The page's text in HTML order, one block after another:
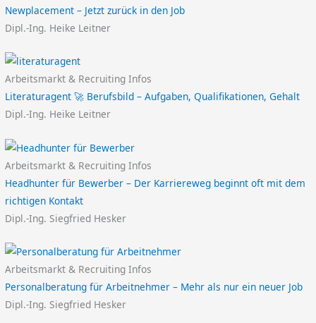
Newplacement – Jetzt zurück in den Job
Dipl.-Ing. Heike Leitner
Arbeitsmarkt & Recruiting Infos
Literaturagent 🚀 Berufsbild – Aufgaben, Qualifikationen, Gehalt
Dipl.-Ing. Heike Leitner
Arbeitsmarkt & Recruiting Infos
Headhunter für Bewerber – Der Karriereweg beginnt oft mit dem
richtigen Kontakt
Dipl.-Ing. Siegfried Hesker
Arbeitsmarkt & Recruiting Infos
Personalberatung für Arbeitnehmer – Mehr als nur ein neuer Job
Dipl.-Ing. Siegfried Hesker